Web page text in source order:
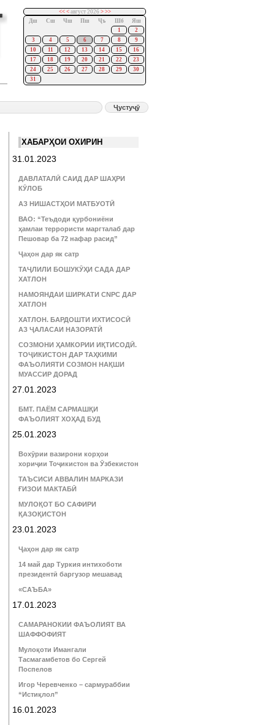
<< <август 2026 > >>
Дш
Сш Чш Пш Ҷъ Шб
Яш
1
2
3
4 5 6 7 8
9
10
11 12 13 14 15
16
17
18 19 20 21 22
23
24
25 26 27 28 29
30
31
ХАБАРҲОИ ОХИРИН
31.01.2023
ДАВЛАТАЛӢ САИД ДАР ШАҲРИ
КӮЛОБ
АЗ НИШАСТҲОИ МАТБУОТӢ
ВАО: “Теъдоди қурбониёни
ҳамлаи террористи маргталаб дар
Пешовар ба 72 нафар расид”
Ҷаҳон дар як сатр
ТАҶЛИЛИ БОШУКӮҲИ САДА ДАР
ХАТЛОН
НАМОЯНДАИ ШИРКАТИ CNPC ДАР
ХАТЛОН
ХАТЛОН. БАРДОШТИ ИХТИСОСӢ
АЗ ҶАЛАСАИ НАЗОРАТӢ
СОЗМОНИ ҲАМКОРИИ ИҚТИСОДӢ.
ТОҶИКИСТОН ДАР ТАҲКИМИ
ФАЪОЛИЯТИ СОЗМОН НАҚШИ
МУАССИР ДОРАД
27.01.2023
БМТ. ПАЁМ САРМАШҚИ
ФАЪОЛИЯТ ХОҲАД БУД
25.01.2023
Вохӯрии вазирони корҳои
хориҷии Тоҷикистон ва Ӯзбекистон
ТАЪСИСИ АВВАЛИН МАРКАЗИ
ҒИЗОИ МАКТАБӢ
МУЛОҚОТ БО САФИРИ
ҚАЗОҚИСТОН
23.01.2023
Ҷаҳон дар як сатр
14 май дар Туркия интихоботи
президентӣ баргузор мешавад
«САЪБА»
17.01.2023
САМАРАНОКИИ ФАЪОЛИЯТ ВА
ШАФФОФИЯТ
Мулоқоти Имангали
Тасмагамбетов бо Сергей
Поспелов
Игор Черевченко – сармураббии
“Истиқлол”
16.01.2023